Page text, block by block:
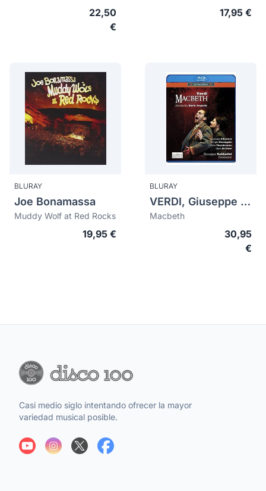
22,50
€
17,95 €
BLURAY
Joe Bonamassa
Muddy Wolf at Red Rocks
19,95 €
BLURAY
VERDI, Giuseppe (1813-1901)
Macbeth
30,95
€
Casi medio siglo intentando ofrecer la mayor
variedad musical posible.